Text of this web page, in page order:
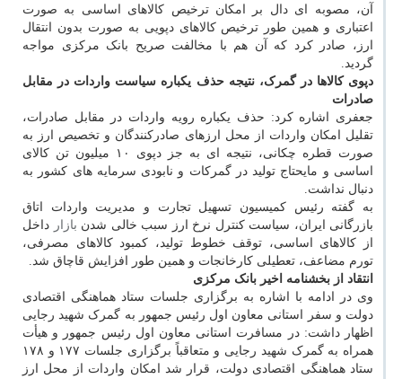
آن، مصوبه ای دال بر امکان ترخیص کالاهای اساسی به صورت
اعتباری و همین طور ترخیص کالاهای دپویی به صورت بدون انتقال
ارز، صادر کرد که آن هم با مخالفت صریح بانک مرکزی مواجه
گردید.
دپوی کالاها در گمرک، نتیجه حذف یکباره سیاست واردات در مقابل
صادرات
‎جعفری اشاره کرد: حذف یکباره رویه واردات در مقابل صادرات،
تقلیل امکان واردات از محل ارزهای صادرکنندگان و تخصیص ارز به
صورت قطره چکانی، نتیجه ای به جز دپوی ۱۰ میلیون تن کالای
اساسی و مایحتاج تولید در گمرکات و نابودی سرمایه های کشور به
دنبال نداشت.
‎به گفته رئیس کمیسیون تسهیل تجارت و مدیریت واردات اتاق
بازرگانی ایران، سیاست کنترل نرخ ارز سبب خالی شدن بازار داخل
از کالاهای اساسی، توقف خطوط تولید، کمبود کالاهای مصرفی،
تورم مضاعف، تعطیلی کارخانجات و همین طور افزایش قاچاق شد.
انتقاد از بخشنامه اخیر بانک مرکزی
‎وی در ادامه با اشاره به برگزاری جلسات ستاد هماهنگی اقتصادی
دولت و سفر استانی معاون اول رئیس جمهور به گمرک شهید رجایی
اظهار داشت: در مسافرت استانی معاون اول رئیس جمهور و هیأت
همراه به گمرک شهید رجایی و متعاقباً برگزاری جلسات ۱۷۷ و ۱۷۸
ستاد هماهنگی اقتصادی دولت، قرار شد امکان واردات از محل ارز